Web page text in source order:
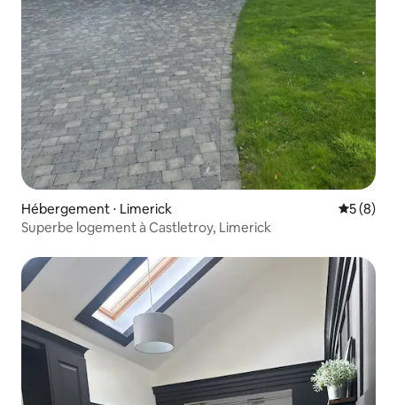
Hébergement ⋅ Limerick
5 (8)
Superbe logement à Castletroy, Limerick